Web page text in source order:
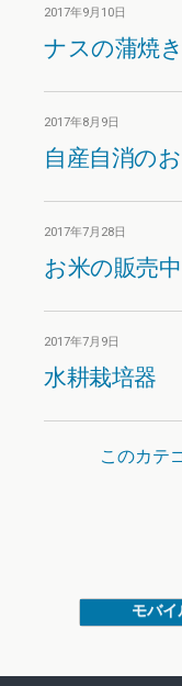
2017年9月10日
ナスの蒲焼き
2017年8月9日
自産自消の
2017年7月28日
お米の販売中
2017年7月9日
水耕栽培器
このカテ
モバイ